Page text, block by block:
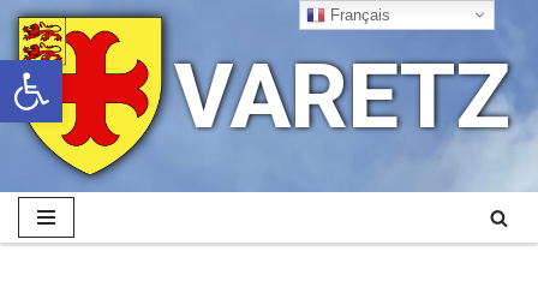
Ouvrir la barre d’outils
Aller
au
contenu
VARETZ
Français